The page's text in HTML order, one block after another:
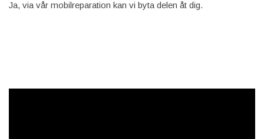
Ja, via vår mobilreparation kan vi byta delen åt dig.